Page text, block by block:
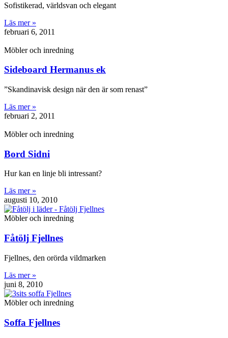
Sofistikerad, världsvan och elegant
Läs mer »
februari 6, 2011
Möbler och inredning
Sideboard Hermanus ek
”Skandinavisk design när den är som renast”
Läs mer »
februari 2, 2011
Möbler och inredning
Bord Sidni
Hur kan en linje bli intressant?
Läs mer »
augusti 10, 2010
Möbler och inredning
Fåtölj Fjellnes
Fjellnes, den orörda vildmarken
Läs mer »
juni 8, 2010
Möbler och inredning
Soffa Fjellnes